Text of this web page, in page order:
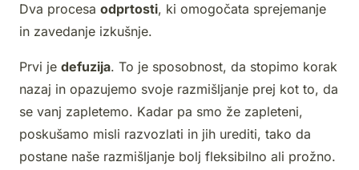
Dva procesa odprtosti, ki omogočata sprejemanje
in zavedanje izkušnje.
Prvi je defuzija. To je sposobnost, da stopimo korak
nazaj in opazujemo svoje razmišljanje prej kot to, da
se vanj zapletemo. Kadar pa smo že zapleteni,
poskušamo misli razvozlati in jih urediti, tako da
postane naše razmišljanje bolj fleksibilno ali prožno.